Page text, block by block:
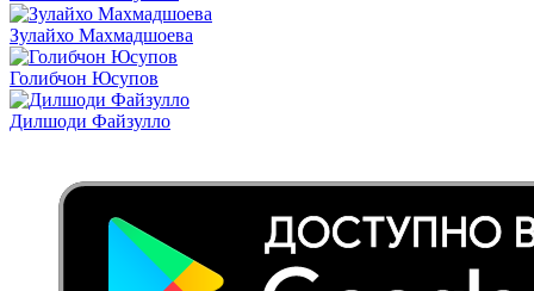
Зулайхо Махмадшоева
Голибчон Юсупов
Дилшоди Файзулло